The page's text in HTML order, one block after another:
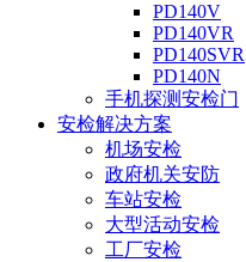
PD140V
PD140VR
PD140SVR
PD140N
手机探测安检门
安检解决方案
机场安检
政府机关安防
车站安检
大型活动安检
工厂安检